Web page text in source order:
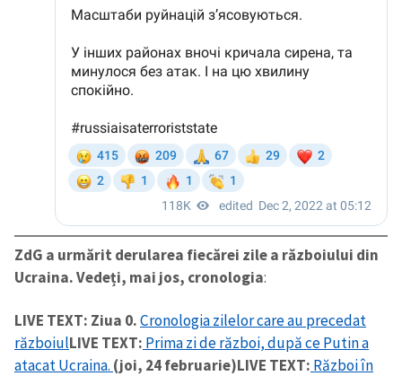
ZdG a urmărit derularea fiecărei zile a războiului din
Ucraina. Vedeți, mai jos, cronologia:
LIVE TEXT: Ziua 0.Cronologia zilelor care au precedat
războiulLIVE TEXT: Prima zi de război, după ce Putin a
atacat Ucraina. (joi, 24 februarie)LIVE TEXT: Război în